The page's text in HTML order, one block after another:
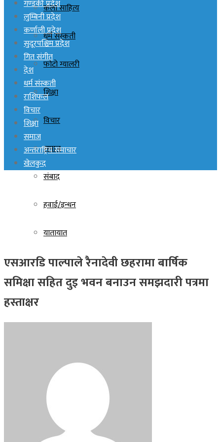
कला साहित्य
धर्म संस्कती
फोटो ग्यालरी
शिक्षा
विचार
समाज
संबाद
हवाई/इन्धन
यातायात
गण्डकी प्रदेश
लुम्बिनी प्रदेश
कर्णाली प्रदेश
सुदूरपश्चिम प्रदेश
गित संगीत
देश
धर्म संस्कती
राशिफल
विचार
शिक्षा
समाज
अन्तराष्ट्रिय समाचार
खेलकुद
एसआरडि पाल्पाले रैनादेवी छहरामा बार्षिक
समिक्षा सहित दुइ भवन बनाउन समझदारी पत्रमा
हस्ताक्षर